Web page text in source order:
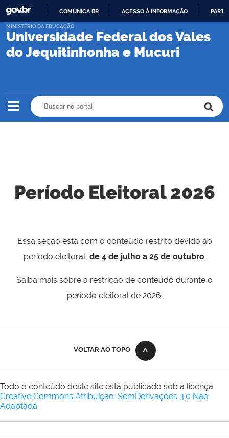
PARA
CONTEÚDO
COMUNICA BR ACESSO À INFORMAÇÃO
Universidade Federal dos Vales
do Jequitinhonha e Mucuri
MINISTÉRIO DA EDUCAÇÃO
Período Eleitoral 2026
Essa seção está com o conteúdo restrito devido ao
período eleitoral, de 4 de julho a 25 de outubro.
Saiba mais sobre a restrição de conteúdo durante o
período eleitoral de 2026.
VOLTAR AO TOPO
Todo o conteúdo deste site está publicado sob a licença
Creative Commons Atribuição-SemDerivações 3.0 Não
Adaptada.